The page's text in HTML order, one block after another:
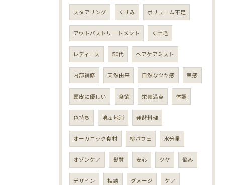
スタアリング くすみ ボリューム不足
アウトバストリートメント くせ毛
レディース 50代 ヘアケアミスト
内部補修 天然由来 自然なツヤ感 束感
頭皮に優しい 食欲 栄養満点 体調
色持ち 地産地消 発酵料理
オーガニック食材 桃パフェ 水分量
オゾンケア 髪質 安心 ツヤ 悩み
デザイン 相談 ダメージ ケア